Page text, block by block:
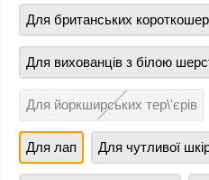
Для британських
Для вихованців з білою
Для йоркширських тер\'єрів
Для лап Для чутливої